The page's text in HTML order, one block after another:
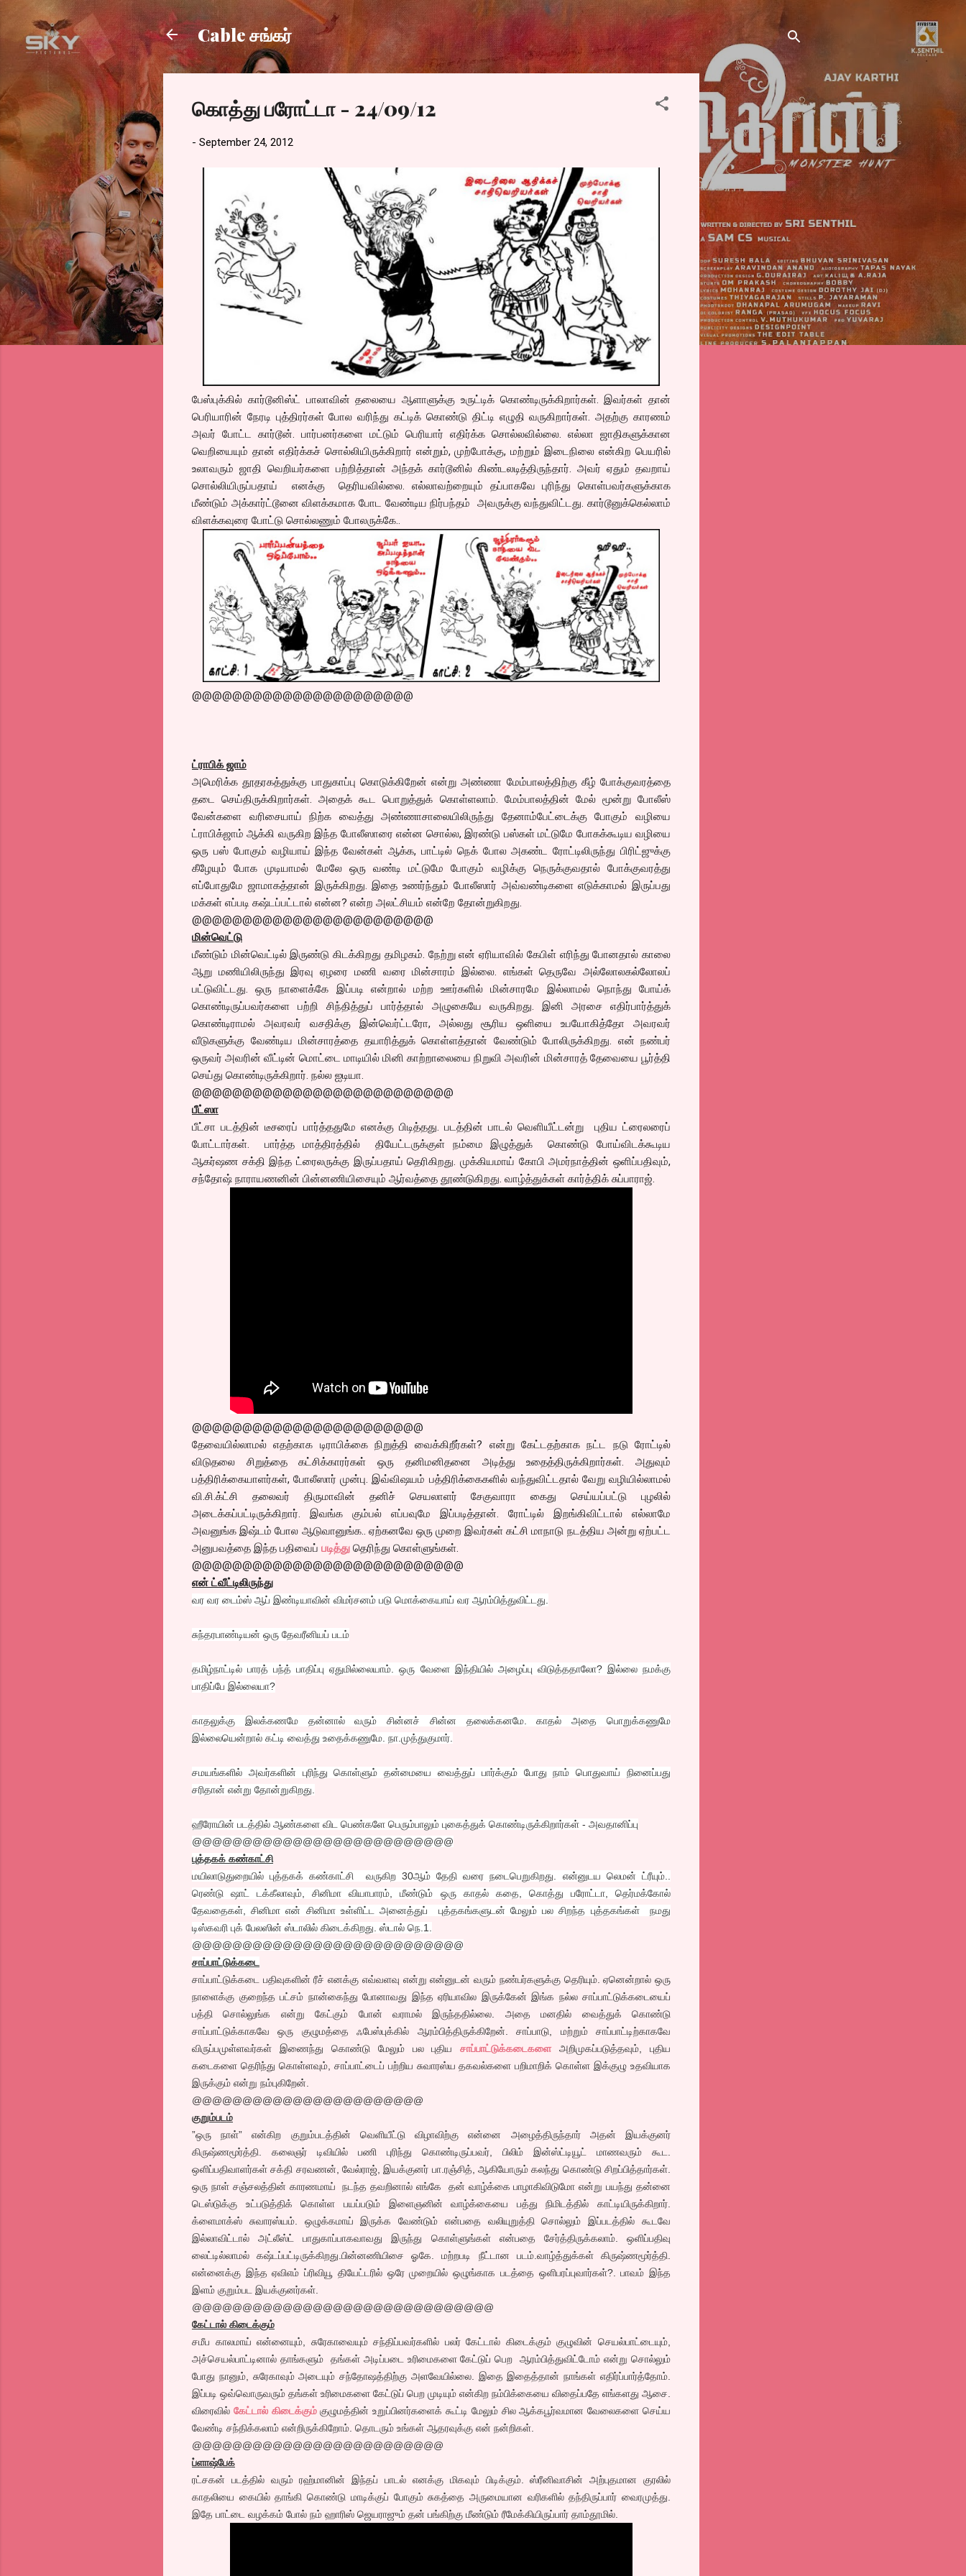
Skip to main content
Cable சங்கர்
கொத்து பரோட்டா - 24/09/12
- September 24, 2012
பேஸ்புக்கில் கார்டூனிஸ்ட் பாலாவின் தலையை ஆளாளுக்கு உருட்டிக் கொண்டிருக்கிறார்கள். இவர்கள் தான்
பெரியாரின் நேரடி புத்திரர்கள் போல வரிந்து கட்டிக் கொண்டு திட்டி எழுதி வருகிறார்கள். அதற்கு காரணம்
அவர் போட்ட கார்டூன். பார்பனர்களை மட்டும் பெரியார் எதிர்க்க சொல்லவில்லை. எல்லா ஜாதிகளுக்கான
வெறியையும் தான் எதிர்க்கச் சொல்லியிருக்கிறார் என்றும், முற்போக்கு, மற்றும் இடைநிலை என்கிற பெயரில்
உலாவரும் ஜாதி வெறியர்களை பற்றித்தான் அந்தக் கார்டூனில் கிண்டலடித்திருந்தார். அவர் ஏதும் தவறாய்
சொல்லியிருப்பதாய் எனக்கு தெரியவில்லை. எல்லாவற்றையும் தப்பாகவே புரிந்து கொள்பவர்களுக்காக
மீண்டும் அக்கார்ட்டூனை விளக்கமாக போட வேண்டிய நிர்பந்தம் அவருக்கு வந்துவிட்டது. கார்டூனுக்கெல்லாம்
விளக்கவுரை போட்டு சொல்லணும் போலருக்கே..
@@@@@@@@@@@@@@@@@@@@@@
ட்ராபிக் ஜாம்
அமெரிக்க தூதரகத்துக்கு பாதுகாப்பு கொடுக்கிறேன் என்று அண்ணா மேம்பாலத்திற்கு கீழ் போக்குவரத்தை
தடை செய்திருக்கிறார்கள். அதைக் கூட பொறுத்துக் கொள்ளலாம். மேம்பாலத்தின் மேல் மூன்று போலீஸ்
வேன்களை வரிசையாய் நிற்க வைத்து அண்ணாசாலையிலிருந்து தேனாம்பேட்டைக்கு போகும் வழியை
ட்ராபிக்ஜாம் ஆக்கி வருகிற இந்த போலீஸாரை என்ன சொல்ல, இரண்டு பஸ்கள் மட்டுமே போகக்கூடிய வழியை
ஒரு பஸ் போகும் வழியாய் இந்த வேன்கள் ஆக்க, பாட்டில் நெக் போல அகண்ட ரோட்டிலிருந்து பிரிட்ஜுக்கு
கீழேயும் போக முடியாமல் மேலே ஒரு வண்டி மட்டுமே போகும் வழிக்கு நெருக்குவதால் போக்குவரத்து
எப்போதுமே ஜாமாகத்தான் இருக்கிறது. இதை உணர்ந்தும் போலீஸார் அவ்வண்டிகளை எடுக்காமல் இருப்பது
மக்கள் எப்படி கஷ்டப்பட்டால் என்ன? என்ற அலட்சியம் என்றே தோன்றுகிறது.
@@@@@@@@@@@@@@@@@@@@@@@@
மின்வெட்டு
மீண்டும் மின்வெட்டில் இருண்டு கிடக்கிறது தமிழகம். நேற்று என் ஏரியாவில் கேபிள் எரிந்து போனதால் காலை
ஆறு மணியிலிருந்து இரவு ஏழரை மணி வரை மின்சாரம் இல்லை. எங்கள் தெருவே அல்லோலகல்லோலப்
பட்டுவிட்டது. ஒரு நாளைக்கே இப்படி என்றால் மற்ற ஊர்களில் மின்சாரமே இல்லாமல் நொந்து போய்க்
கொண்டிருப்பவர்களை பற்றி சிந்தித்துப் பார்த்தால் அழுகையே வருகிறது. இனி அரசை எதிர்பார்த்துக்
கொண்டிராமல் அவரவர் வசதிக்கு இன்வெர்ட்டரோ, அல்லது சூரிய ஒளியை உபயோகித்தோ அவரவர்
வீடுகளுக்கு வேண்டிய மின்சாரத்தை தயாரித்துக் கொள்ளத்தான் வேண்டும் போலிருக்கிறது. என் நண்பர்
ஒருவர் அவரின் வீட்டின் மொட்டை மாடியில் மினி காற்றாலையை நிறுவி அவரின் மின்சாரத் தேவையை பூர்த்தி
செய்து கொண்டிருக்கிறார். நல்ல ஐடியா.
@@@@@@@@@@@@@@@@@@@@@@@@@@
பீட்ஸா
பீட்சா படத்தின் டீசரைப் பார்த்ததுமே எனக்கு பிடித்தது. படத்தின் பாடல் வெளியீட்டன்று புதிய ட்ரைலரைப்
போட்டார்கள். பார்த்த மாத்திரத்தில் தியேட்டருக்குள் நம்மை இழுத்துக் கொண்டு போய்விடக்கூடிய
ஆகர்ஷண சக்தி இந்த ட்ரைலருக்கு இருப்பதாய் தெரிகிறது. முக்கியமாய் கோபி அமர்நாத்தின் ஒளிப்பதிவும்,
சந்தோஷ் நாராயணனின் பின்னணியிசையும் ஆர்வத்தை தூண்டுகிறது. வாழ்த்துக்கள் கார்த்திக் சுப்பாராஜ்.
@@@@@@@@@@@@@@@@@@@@@@@
தேவையில்லாமல் எதற்காக டிராபிக்கை நிறுத்தி வைக்கிறீர்கள்? என்று கேட்டதற்காக நட்ட நடு ரோட்டில்
விடுதலை சிறுத்தை கட்சிக்காரர்கள் ஒரு தனிமனிதனை அடித்து உதைத்திருக்கிறார்கள். அதுவும்
பத்திரிக்கையாளர்கள், போலீஸார் முன்பு. இவ்விஷயம் பத்திரிக்கைகளில் வந்துவிட்டதால் வேறு வழியில்லாமல்
வி.சி.க்ட்சி தலைவர் திருமாவின் தனிச் செயலாளர் சேகுவாரா கைது செய்யப்பட்டு புழலில்
அடைக்கப்பட்டிருக்கிறார். இவங்க கும்பல் எப்பவுமே இப்படித்தான். ரோட்டில் இறங்கிவிட்டால் எல்லாமே
அவனுங்க இஷ்டம் போல ஆடுவானுங்க.. ஏற்கனவே ஒரு முறை இவர்கள் கட்சி மாநாடு நடத்திய அன்று ஏற்பட்ட
அனுபவத்தை இந்த பதிவைப் படித்து தெரிந்து கொள்ளுங்கள்.
@@@@@@@@@@@@@@@@@@@@@@@@@@@
என் ட்வீட்டிலிருந்து
வர வர டைம்ஸ் ஆப் இண்டியாவின் விமர்சனம் படு மொக்கையாய் வர ஆரம்பித்துவிட்டது.
சுந்தரபாண்டியன் ஒரு தேவரீனியப் படம்
தமிழ்நாட்டில் பாரத் பந்த் பாதிப்பு ஏதுமில்லையாம். ஒரு வேளை இந்தியில் அழைப்பு விடுத்ததாலோ? இல்லை நமக்கு
பாதிப்பே இல்லையா?
காதலுக்கு இலக்கணமே தன்னால் வரும் சின்னச் சின்ன தலைக்கனமே. காதல் அதை பொறுக்கணுமே
இல்லையென்றால் கட்டி வைத்து உதைக்கணுமே. நா.முத்துகுமார்.
சமயங்களில் அவர்களின் புரிந்து கொள்ளும் தன்மையை வைத்துப் பார்க்கும் போது நாம் பொதுவாய் நினைப்பது
சரிதான் என்று தோன்றுகிறது.
ஹீரோயின் படத்தில் ஆண்களை விட பெண்களே பெரும்பாலும் புகைத்துக் கொண்டிருக்கிறார்கள் - அவதானிப்பு
@@@@@@@@@@@@@@@@@@@@@@@@@@
புத்தகக் கண்காட்சி
மயிலாடுதுறையில் புத்தகக் கண்காட்சி வருகிற 30ஆம் தேதி வரை நடைபெறுகிறது. என்னுடய லெமன் ட்ரீயும்..
ரெண்டு ஷாட் டக்கீலாவும், சினிமா வியாபாரம், மீண்டும் ஒரு காதல் கதை, கொத்து பரோட்டா, தெர்மக்கோல்
தேவதைகள், சினிமா என் சினிமா உள்ளிட்ட அனைத்துப் புத்தகங்களுடன் மேலும் பல சிறந்த புத்தகங்கள் நமது
டிஸ்கவரி புக் பேலஸின் ஸ்டாலில் கிடைக்கிறது. ஸ்டால் நெ.1.
@@@@@@@@@@@@@@@@@@@@@@@@@@@
சாப்பாட்டுக்கடை
சாப்பாட்டுக்கடை பதிவுகளின் ரீச் எனக்கு எவ்வளவு என்று என்னுடன் வரும் நண்பர்களுக்கு தெரியும். ஏனென்றால் ஒரு
நாளைக்கு குறைந்த பட்சம் நான்கைந்து போனாவது இந்த ஏரியாவில இருக்கேன் இங்க நல்ல சாப்பாட்டுக்கடையைப்
பத்தி சொல்லுங்க என்று கேட்கும் போன் வராமல் இருந்ததில்லை. அதை மனதில் வைத்துக் கொண்டு
சாப்பாட்டுக்காகவே ஒரு குழுமத்தை ஃபேஸ்புக்கில் ஆரம்பித்திருக்கிறேன். சாப்பாடு, மற்றும் சாப்பாட்டிற்காகவே
விருப்பமுள்ளவர்கள் இணைந்து கொண்டு மேலும் பல புதியசாப்பாட்டுக்கடைகளை
அறிமுகப்படுத்தவும், புதிய
கடைகளை தெரிந்து கொள்ளவும், சாப்பாட்டைப் பற்றிய சுவாரஸ்ய தகவல்களை பறிமாறிக் கொள்ள இக்குழு உதவியாக
இருக்கும் என்று நம்புகிறேன்.
@@@@@@@@@@@@@@@@@@@@@@@
குறும்படம்
”ஒரு நாள்” என்கிற குறும்படத்தின் வெளியீட்டு விழாவிற்கு என்னை அழைத்திருந்தார் அதன் இயக்குனர்
கிருஷ்ணமூர்த்தி. கலைஞர் டிவியில் பணி புரிந்து கொண்டிருப்பவர், பிலிம் இன்ஸ்ட்டியூட் மாணவரும் கூட.
ஒளிப்பதிவாளர்கள் சக்தி சரவணன், வேல்ராஜ், இயக்குனர் பா.ரஞ்சித், ஆகியோரும் கலந்து கொண்டு சிறப்பித்தார்கள்.
ஒரு நாள் சஞ்சலத்தின் காரணமாய் நடந்த தவறினால் எங்கே தன் வாழ்க்கை பாழாகிவிடுமோ என்று பயந்து தன்னை
டெஸ்டுக்கு உட்படுத்திக் கொள்ள பயப்படும் இளைஞனின் வாழ்க்கையை பத்து நிமிடத்தில் காட்டியிருக்கிறார்.
க்ளைமாக்ஸ் சுவாரஸ்யம். ஒழுக்கமாய் இருக்க வேண்டும் என்பதை வலியுறுத்தி சொல்லும் இப்படத்தில் கூடவே
இல்லாவிட்டால் அட்லீஸ்ட் பாதுகாப்பாகவாவது இருந்து கொள்ளுங்கள் என்பதை சேர்த்திருக்கலாம். ஒளிப்பதிவு
லைட்டில்லாமல் கஷ்டப்பட்டிருக்கிறது.பின்னணியிசை ஓகே. மற்றபடி நீட்டான படம்.வாழ்த்துக்கள் கிருஷ்ணமூர்த்தி.
என்னைக்கு இந்த ஏவிஎம் ப்ரிவியூ தியேட்டரில் ஒரே முறையில் ஒழுங்காக படத்தை ஒளிபரப்புவார்கள்?. பாவம் இந்த
இளம் குறும்பட இயக்குனர்கள்.
@@@@@@@@@@@@@@@@@@@@@@@@@@@@@@
கேட்டால் கிடைக்கும்
சமீப காலமாய் என்னையும், சுரேகாவையும் சந்திப்பவர்களில் பலர் கேட்டால் கிடைக்கும் குழுவின் செயல்பாட்டையும்,
அச்செயல்பாட்டினால் தாங்களும் தங்கள் அடிப்படை உரிமைகளை கேட்டுப் பெற ஆரம்பித்துவிட்டோம் என்று சொல்லும்
போது நானும், சுரேகாவும் அடையும் சந்தோஷத்திற்கு அளவேயில்லை. இதை இதைத்தான் நாங்கள் எதிர்ப்பார்த்தோம்.
இப்படி ஒவ்வொருவரும் தங்கள் உரிமைகளை கேட்டுப் பெற முடியும் என்கிற நம்பிக்கையை விதைப்பதே எங்களது ஆசை.
விரைவில் கேட்டால் கிடைக்கும்குழுமத்தின் உறுப்பினர்களைக் கூட்டி மேலும் சில ஆக்கபூர்வமான வேலைகளை செய்ய
வேண்டி சந்திக்கலாம் என்றிருக்கிறோம். தொடரும் உங்கள் ஆதரவுக்கு என் நன்றிகள்.
@@@@@@@@@@@@@@@@@@@@@@@@@
ப்ளாஷ்பேக்
ரட்சகன் படத்தில் வரும் ரஹ்மானின் இந்தப் பாடல் எனக்கு மிகவும் பிடிக்கும். ஸ்ரீனிவாசின் அற்புதமான குரலில்
காதலியை கையில் தாங்கி கொண்டு மாடிக்குப் போகும் சுகத்தை அருமையான வரிகளில் தந்திருப்பார் வைரமுத்து.
இதே பாட்டை வழக்கம் போல் நம் ஹாரிஸ் ஜெயராஜும் தன் பங்கிற்கு மீண்டும் ரீமேக்கியிருப்பார் தாம்தூமில்.